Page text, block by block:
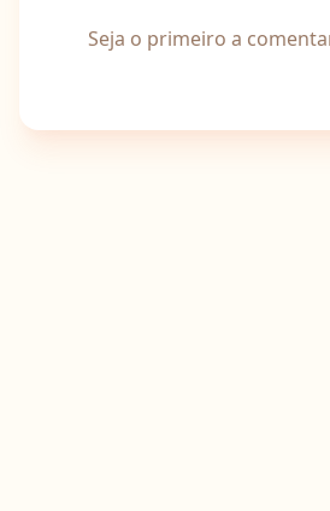
Seja o primeiro a